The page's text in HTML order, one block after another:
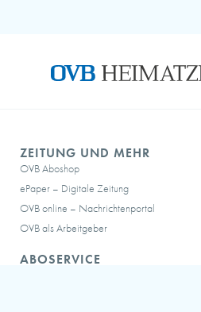
ZEITUNG UND MEHR
OVB Aboshop
ePaper – Digitale Zeitung
OVB online – Nachrichtenportal
OVB als Arbeitgeber
ABOSERVICE